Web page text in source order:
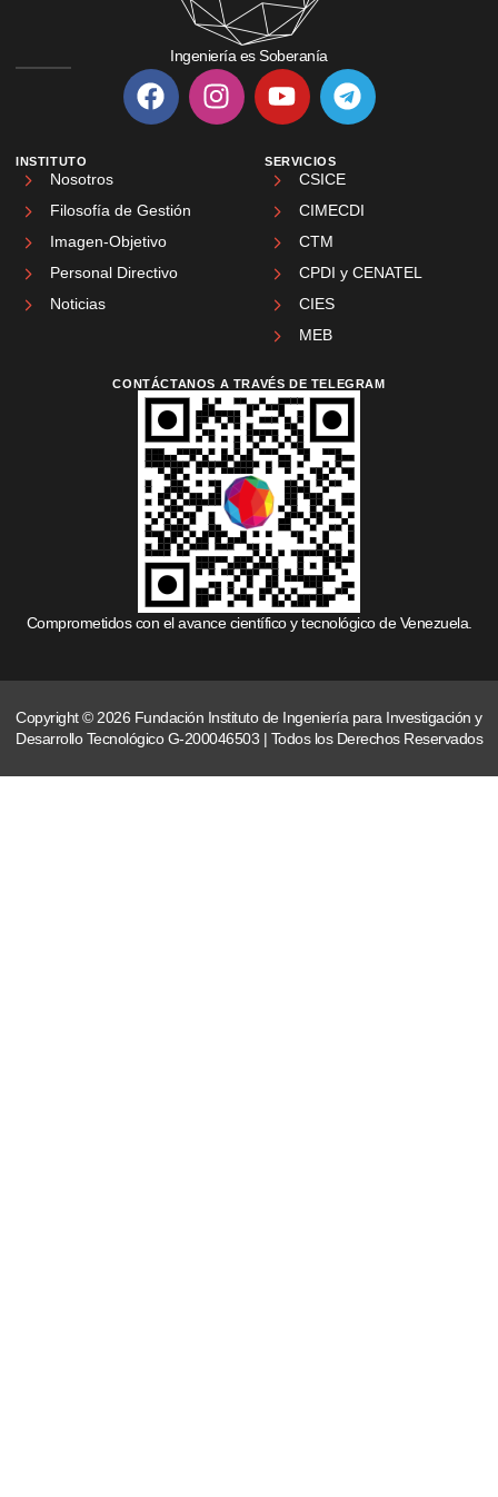
Ingeniería es Soberanía
INSTITUTO
Nosotros
Filosofía de Gestión
Imagen-Objetivo
Personal Directivo
Noticias
SERVICIOS
CSICE
CIMECDI
CTM
CPDI y CENATEL
CIES
MEB
CONTÁCTANOS A TRAVÉS DE TELEGRAM
Comprometidos con el avance científico y tecnológico de Venezuela.
Copyright © 2026 Fundación Instituto de Ingeniería para Investigación y
Desarrollo Tecnológico G-200046503 | Todos los Derechos Reservados